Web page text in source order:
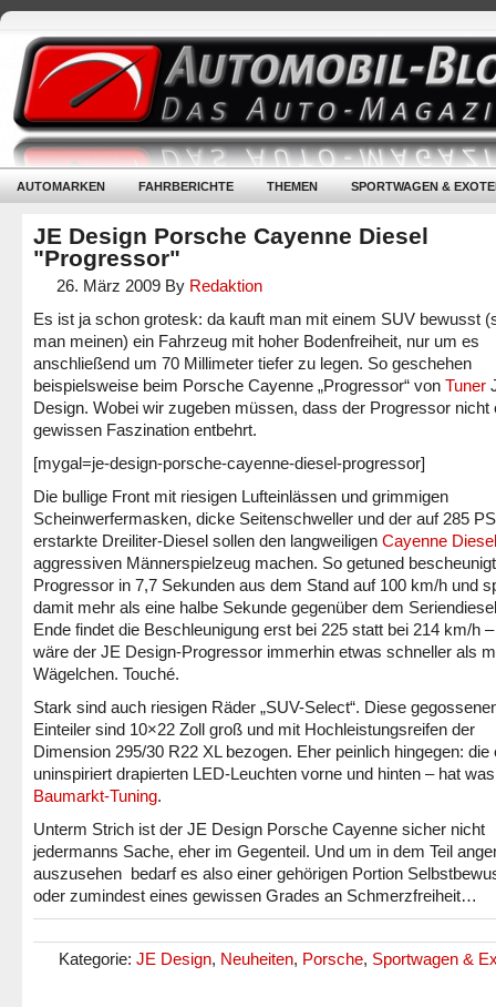
AUTOMARKEN FAHRBERICHTE THEMEN SPORTWAGEN &
JE Design Porsche Cayenne Diesel
"Progressor"
26. März 2009 By Redaktion
Es ist ja schon grotesk: da kauft man mit einem SUV bewusst
man meinen) ein Fahrzeug mit hoher Bodenfreiheit, nur um es
anschließend um 70 Millimeter tiefer zu legen. So geschehen
beispielsweise beim Porsche Cayenne „Progressor“ von Tuner
Design. Wobei wir zugeben müssen, dass der Progressor nicht
gewissen Faszination entbehrt.
[mygal=je-design-porsche-cayenne-diesel-progressor]
Die bullige Front mit riesigen Lufteinlässen und grimmigen
Scheinwerfermasken, dicke Seitenschweller und der auf 285 PS
erstarkte Dreiliter-Diesel sollen den langweiligen Cayenne Diesel
aggressiven Männerspielzeug machen. So getuned
Progressor in 7,7 Sekunden aus dem Stand auf 100 km/h und
damit mehr als eine halbe Sekunde gegenüber dem
Ende findet die Beschleunigung erst bei 225 statt bei 214 km/h
wäre der JE Design-Progressor immerhin etwas schneller als
Wägelchen. Touché.
Stark sind auch riesigen Räder „SUV-Select“. Diese
Einteiler sind 10×22 Zoll groß und mit Hochleistungsreifen der
Dimension 295/30 R22 XL bezogen. Eher peinlich hingegen: die
uninspiriert drapierten LED-Leuchten vorne und hinten – hat
Baumarkt-Tuning.
Unterm Strich ist der JE Design Porsche Cayenne sicher nicht
jedermanns Sache, eher im Gegenteil. Und um in dem Teil
auszusehen bedarf es also einer gehörigen Portion
oder zumindest eines gewissen Grades an Schmerzfreiheit…
Kategorie: JE Design, Neuheiten, Porsche, Sportwagen &